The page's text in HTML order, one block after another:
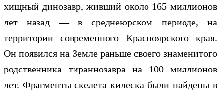
хищный динозавр, живший около 165 миллионов
лет назад — в среднеюрском периоде, на
территории современного Красноярского края.
Он появился на Земле раньше своего знаменитого
родственника тираннозавра на 100 миллионов
лет. Фрагменты скелета килеска были найдены в